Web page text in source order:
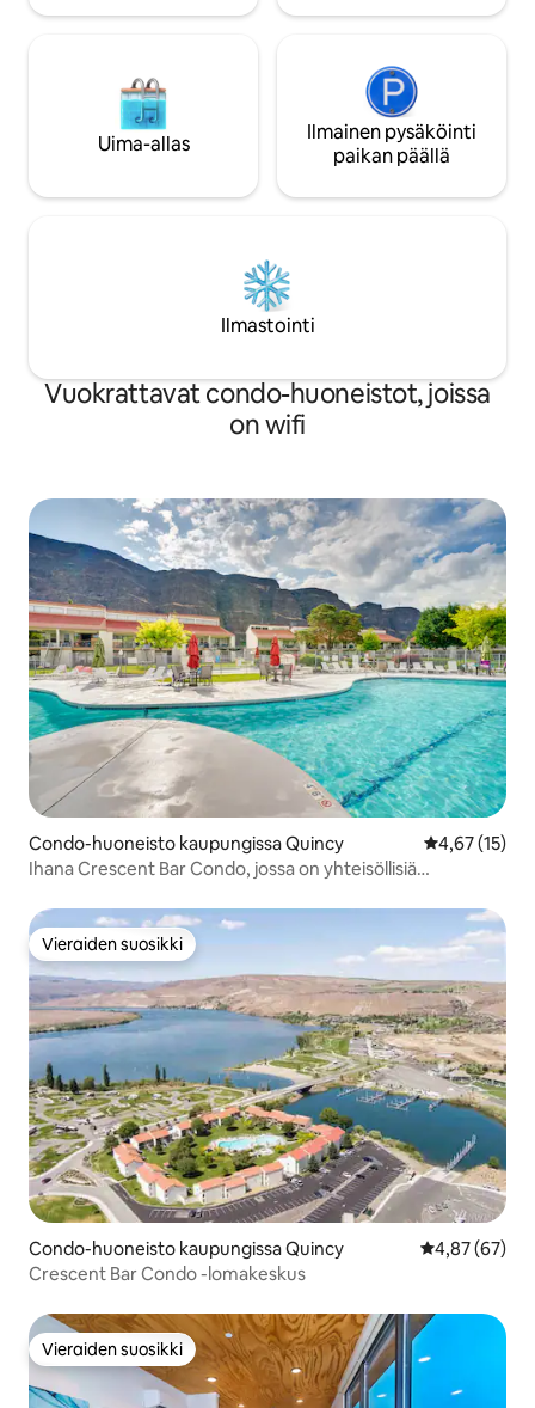
Uima-allas
Ilmainen pysäköinti
paikan päällä
Ilmastointi
Vuokrattavat condo-huoneistot, joissa
on wifi
Condo-huoneisto kaupungissa Quincy
4,67 (15)
Ihana Crescent Bar Condo, jossa on yhteisöllisiä
Vieraiden suosikki
Vieraiden suosikki
Condo-huoneisto kaupungissa Quincy
4,87 (67)
Crescent Bar Condo -lomakeskus
Vieraiden suosikki
Vieraiden suosikki